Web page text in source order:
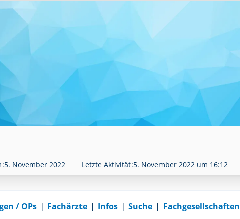
5. November 2022 Letzte Aktivität 5. November 2022 um 16:12
/ OPs❘ Fachärzte❘ Infos❘ Suche❘ Fachgesellschaften